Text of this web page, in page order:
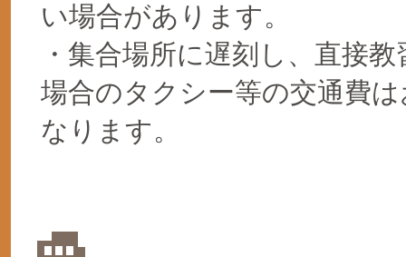
い場合があります。
・集合場所に遅刻し、直接
場合のタクシー等の交通費
なります。